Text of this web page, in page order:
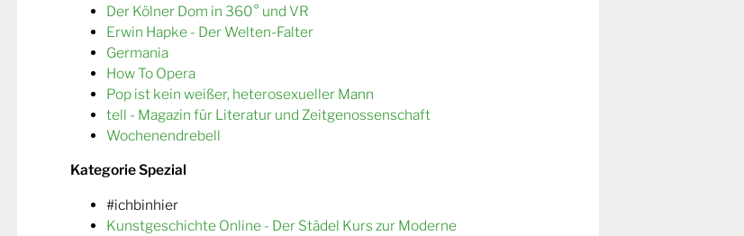
Der Kölner Dom in 360° und VR
Erwin Hapke - Der Welten-Falter
Germania
How To Opera
Pop ist kein weißer, heterosexueller Mann
tell - Magazin für Literatur und Zeitgenossenschaft
Wochenendrebell
Kategorie Spezial
#ichbinhier
Kunstgeschichte Online - Der Städel Kurs zur Moderne